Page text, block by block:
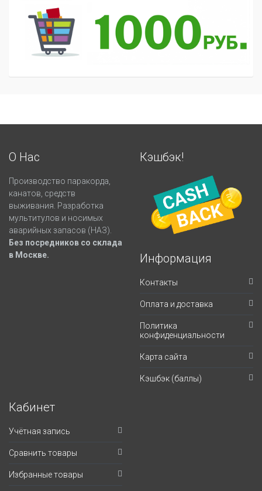
О Нас
Производство паракорда,
канатов, средств
выживания. Разработка
мультитулов и носимых
аварийных запасов (НАЗ).
Без посредников со склада
в Москве.
Кэшбэк!
Информация
Контакты
Оплата и доставка
Политика
конфиденциальности
Карта сайта
Кэшбэк (баллы)
Кабинет
Учётная запись
Сравнить товары
Избранные товары